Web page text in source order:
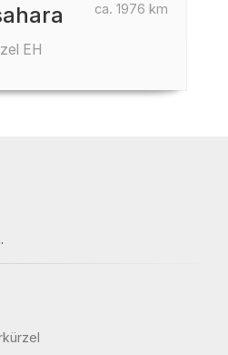
ca. 1976 km
EH